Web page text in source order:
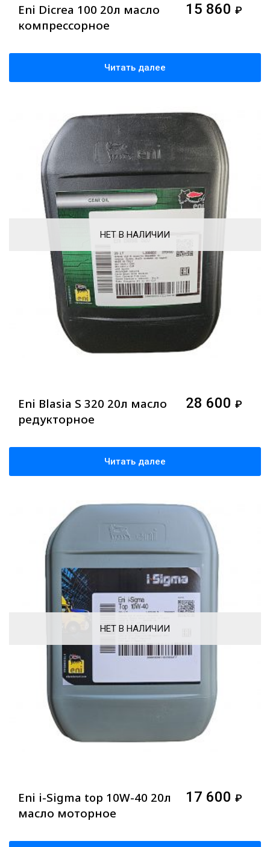
Eni Dicrea 100 20л масло
компрессорное
15 860 ₽
Читать далее
НЕТ В НАЛИЧИИ
Eni Blasia S 320 20л масло
редукторное
28 600 ₽
Читать далее
НЕТ В НАЛИЧИИ
Eni i-Sigma top 10W-40 20л
масло моторное
17 600 ₽